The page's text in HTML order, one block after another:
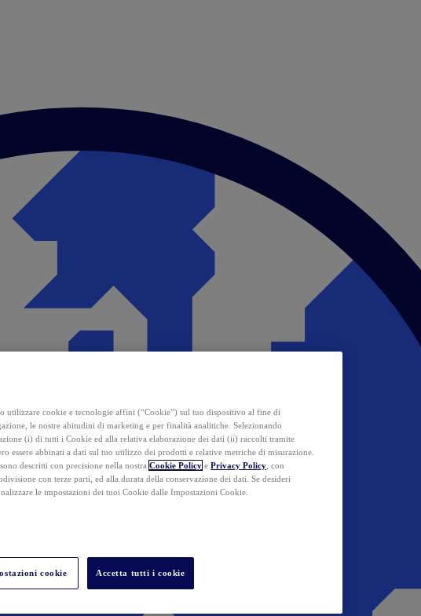
utilizzare cookie e tecnologie affini (“Cookie”) sul tuo dispositivo al fine di
le nostre abitudini di marketing e per finalità analitiche. Selezionando
(i) di tutti i Cookie ed alla relativa elaborazione dei dati (ii) raccolti tramite
essere abbinati a dati sul tuo utilizzo dei prodotti e relative metriche di misurazione.
descritti con precisione nella nostra Cookie Policy e Privacy Policy , con
con terze parti, ed alla durata della conservazione dei dati. Se desideri
le impostazioni dei tuoi Cookie dalle Impostazioni Cookie.
cookie Accetta tutti i cookie